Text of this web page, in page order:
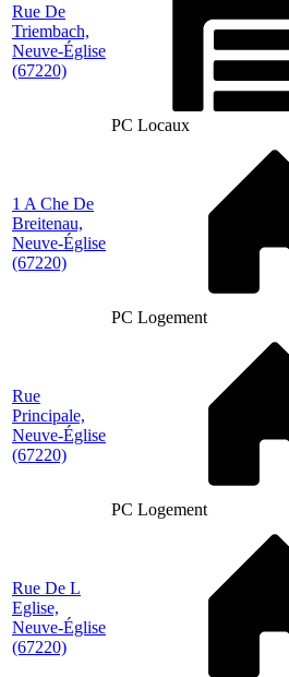
Rue De
Triembach,
Neuve-Église
(67220)
PC Locaux
1 A Che De
Breitenau,
Neuve-Église
(67220)
PC Logement
Rue
Principale,
Neuve-Église
(67220)
PC Logement
Rue De L
Eglise,
Neuve-Église
(67220)